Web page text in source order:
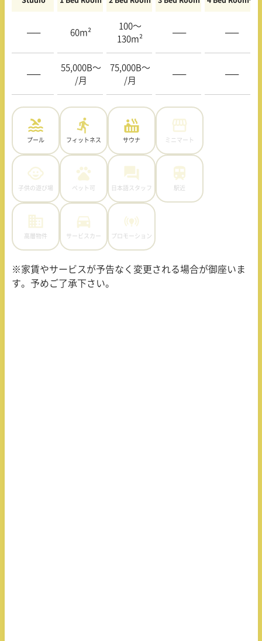
—– 60m²
100〜
130m²
—– —–
—–
55,000B〜
/月
75,000B〜
/月
—– —–
プール フィットネス サウナ ミニマート
子供の遊び場 ペット可 日本語スタッフ 駅近
高層物件 サービスカー プロモーション
※家賃やサービスが予告なく変更される場合が御座いま
す。予めご了承下さい。